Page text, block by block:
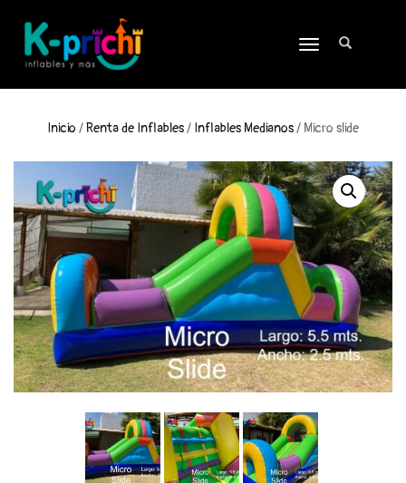
TOGGLE
Inicio /Renta de Inflables/ Inflables Medianos/ Micro slide